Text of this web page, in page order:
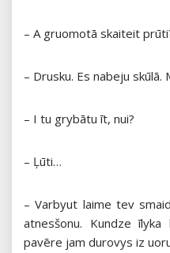
– A gruomotā skaiteit
– Drusku. Es nabeju skūlā.
– I tu grybātu īt, nui?
– Ļūti…
– Varbyut laime tev
atnesšonu. Kundze
pavēre jam durovys iz